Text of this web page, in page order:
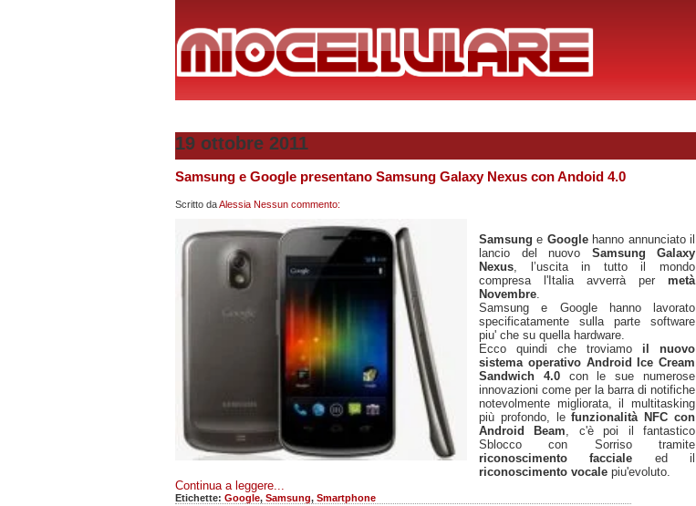
19 ottobre 2011
Samsung e Google presentano Samsung Galaxy Nexus con Andoid 4.0
Scritto daAlessia Nessun commento:
Samsunge Googlehanno annunciato il
lancio del nuovo Samsung Galaxy
Nexus , l’uscita in tutto il mondo
compresa l'Italia avverrà per metà
Novembre
Samsung e Google hanno lavorato
specificatamente sulla parte software
piu' che su quella hardware.
Ecco quindi che troviamo il nuovo
sistema operativo Android Ice Cream
Sandwich 4.0 con le sue numerose
innovazioni come per la barra di notifiche
notevolmente migliorata, il multitasking
più profondo, lefunzionalità NFC con
Android Beam , c'è poi il fantastico
Sblocco con Sorriso tramite
riconoscimento facciale ed il
riconoscimento vocale piu'evoluto.
Continua a leggere...
Etichette: Google, Samsung, Smartphone